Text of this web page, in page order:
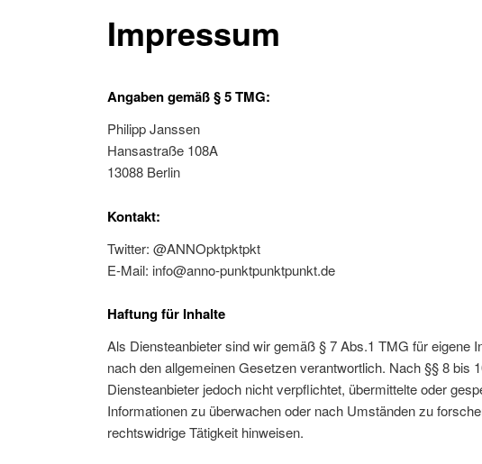
Impressum
Angaben gemäß § 5 TMG:
Philipp Janssen
Hansastraße 108A
13088 Berlin
Kontakt:
Twitter: @ANNOpktpktpkt
E-Mail: info@anno-punktpunktpunkt.de
Haftung für Inhalte
Als Diensteanbieter sind wir gemäß § 7 Abs.1 TMG für eigene
nach den allgemeinen Gesetzen verantwortlich. Nach §§ 8 bis
Diensteanbieter jedoch nicht verpflichtet, übermittelte oder
Informationen zu überwachen oder nach Umständen zu
rechtswidrige Tätigkeit hinweisen.